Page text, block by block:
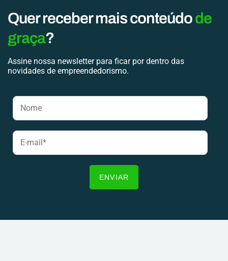
Quer receber mais conteúdode
graça?
Assine nossa newsletter para ficar por dentro das
novidades de empreendedorismo.